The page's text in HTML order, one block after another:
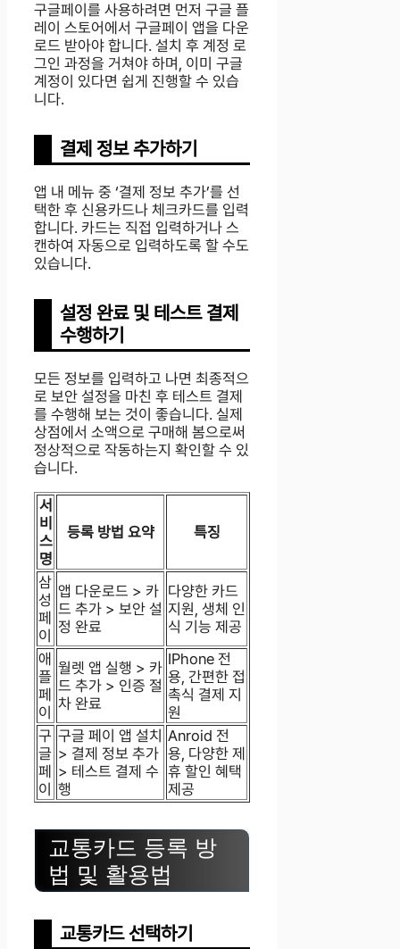
구글페이를 사용하려면 먼저 구글 플
레이 스토어에서 구글페이 앱을 다운
로드 받아야 합니다. 설치 후 계정 로
그인 과정을 거쳐야 하며, 이미 구글
계정이 있다면 쉽게 진행할 수 있습
니다.
결제 정보 추가하기
앱 내 메뉴 중 ‘결제 정보 추가’를 선
택한 후 신용카드나 체크카드를 입력
합니다. 카드는 직접 입력하거나 스
캔하여 자동으로 입력하도록 할 수도
있습니다.
설정 완료 및 테스트 결제
수행하기
모든 정보를 입력하고 나면 최종적으
로 보안 설정을 마친 후 테스트 결제
를 수행해 보는 것이 좋습니다. 실제
상점에서 소액으로 구매해 봄으로써
정상적으로 작동하는지 확인할 수 있
습니다.
서
비
스
명
등록 방법 요약 특징
삼
성
페
이
앱 다운로드 > 카
드 추가 > 보안 설
정 완료
다양한 카드
지원, 생체 인
식 기능 제공
애
플
페
이
월렛 앱 실행 > 카
드 추가 > 인증 절
차 완료
IPhone 전
용, 간편한 접
촉식 결제 지
원
구
글
페
이
구글 페이 앱 설치
> 결제 정보 추가
> 테스트 결제 수
행
Anroid 전
용, 다양한 제
휴 할인 혜택
제공
교통카드 등록 방
법 및 활용법
교통카드 선택하기